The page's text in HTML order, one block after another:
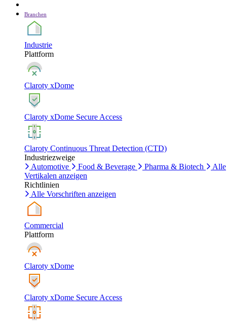
Branchen
Industrie
Plattform
Claroty xDome
Claroty xDome Secure Access
Claroty Continuous Threat Detection (CTD)
Industriezweige
Automotive
Food & Beverage Pharma & Biotech
Alle
Vertikalen anzeigen
Richtlinien
Alle Vorschriften anzeigen
Commercial
Plattform
Claroty xDome
Claroty xDome Secure Access